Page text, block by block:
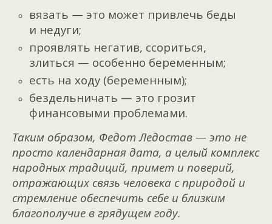
вязать — это может привлечь беды
и недуги;
проявлять негатив, ссориться,
злиться — особенно беременным;
есть на ходу (беременным);
бездельничать — это грозит
финансовыми проблемами.
Таким образом, Федот Ледостав — это не
просто календарная дата, а целый комплекс
народных традиций, примет и поверий,
отражающих связь человека с природой и
стремление обеспечить себе и близким
благополучие в грядущем году.